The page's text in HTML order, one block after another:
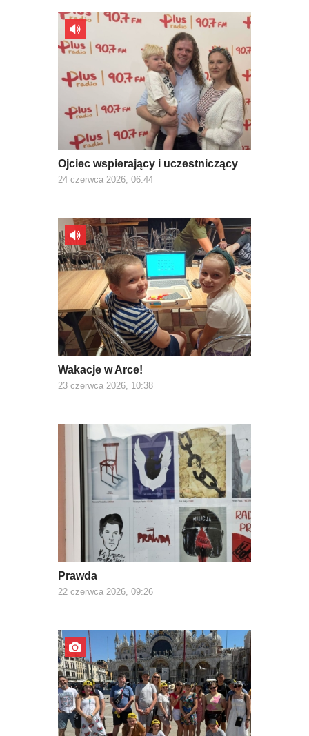
Ojciec wspierający i uczestniczący
24 czerwca 2026, 06:44
Wakacje w Arce!
23 czerwca 2026, 10:38
Prawda
22 czerwca 2026, 09:26